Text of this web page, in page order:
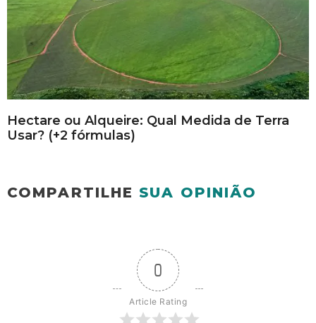
Hectare ou Alqueire: Qual Medida de Terra
Usar? (+2 fórmulas)
COMPARTILHE SUA OPINIÃO
0
Article Rating